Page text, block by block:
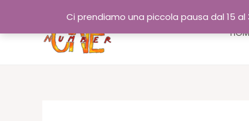
Ci prendiamo una piccola pausa dal 15
contenuto